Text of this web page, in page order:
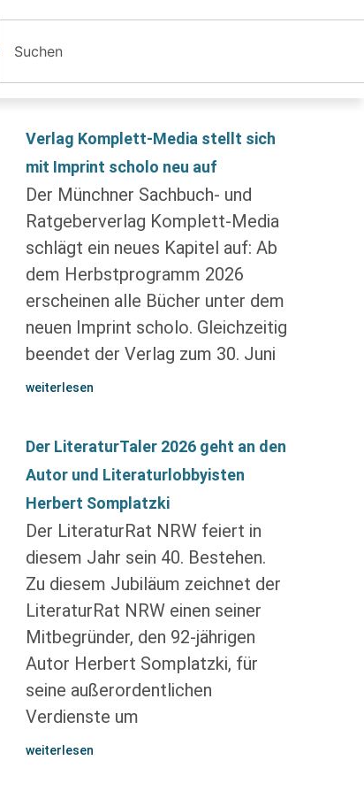
Verlag Komplett-Media stellt sich
mit Imprint scholo neu auf
Der Münchner Sachbuch- und
Ratgeberverlag Komplett-Media
schlägt ein neues Kapitel auf: Ab
dem Herbstprogramm 2026
erscheinen alle Bücher unter dem
neuen Imprint scholo. Gleichzeitig
beendet der Verlag zum 30. Juni
weiterlesen
Der LiteraturTaler 2026 geht an den
Autor und Literaturlobbyisten
Herbert Somplatzki
Der LiteraturRat NRW feiert in
diesem Jahr sein 40. Bestehen.
Zu diesem Jubiläum zeichnet der
LiteraturRat NRW einen seiner
Mitbegründer, den 92-jährigen
Autor Herbert Somplatzki, für
seine außerordentlichen
Verdienste um
weiterlesen